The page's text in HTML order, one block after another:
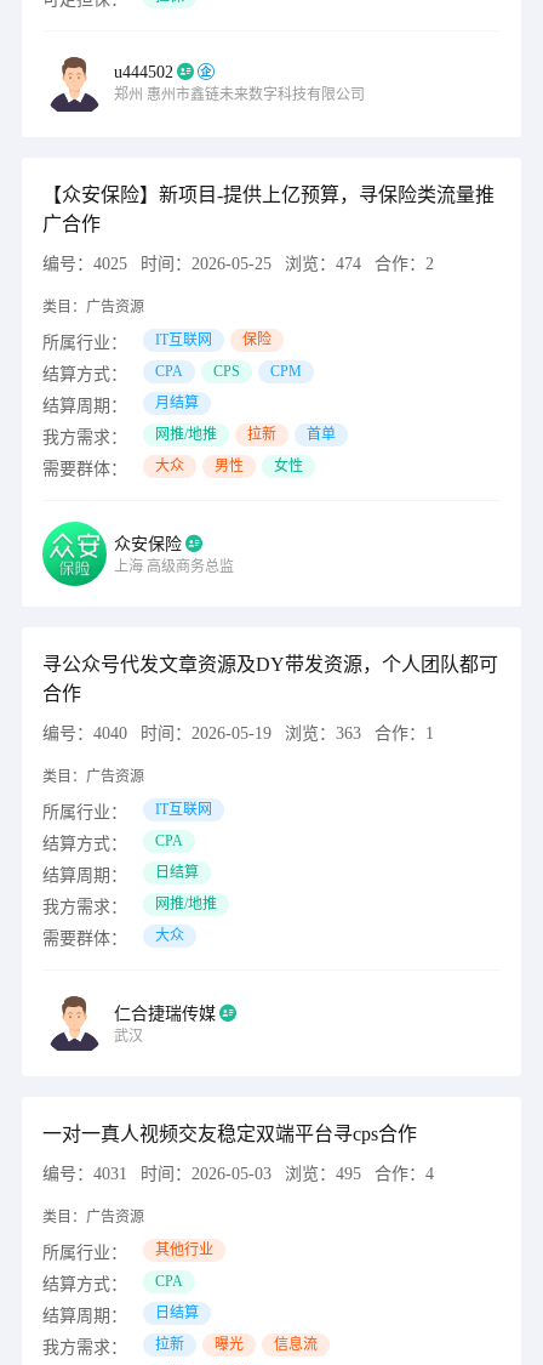
u444502
郑州 惠州市鑫链未来数字科技有限公司
【众安保险】新项目-提供上亿预算，寻保险类流量推
广合作
编号： 4025 时间： 2026-05-25 浏览： 474 合作： 2
类目： 广告资源
所属行业： IT互联网 保险
结算方式： CPA CPS CPM
结算周期： 月结算
我方需求： 网推/地推 拉新 首单
需要群体： 大众 男性 女性
众安保险
上海 高级商务总监
寻公众号代发文章资源及DY带发资源，个人团队都可
合作
编号： 4040 时间： 2026-05-19 浏览： 363 合作： 1
类目： 广告资源
所属行业： IT互联网
结算方式： CPA
结算周期： 日结算
我方需求： 网推/地推
需要群体： 大众
仁合捷瑞传媒
武汉
一对一真人视频交友稳定双端平台寻cps合作
编号： 4031 时间： 2026-05-03 浏览： 495 合作： 4
类目： 广告资源
所属行业： 其他行业
结算方式： CPA
结算周期： 日结算
我方需求： 拉新 曝光 信息流